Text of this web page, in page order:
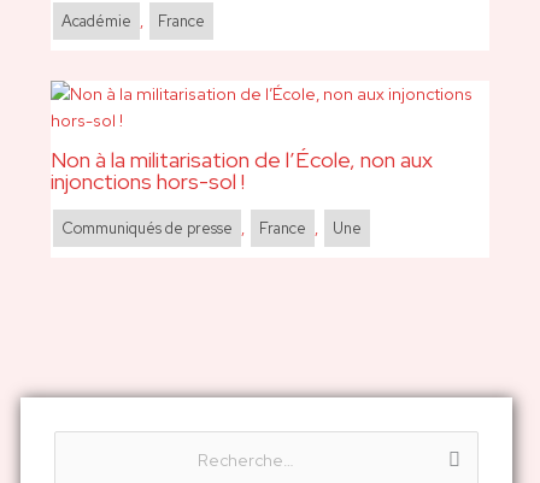
Académie , France
Non à la militarisation de l’École, non aux
injonctions hors-sol !
Communiqués de presse , France , Une